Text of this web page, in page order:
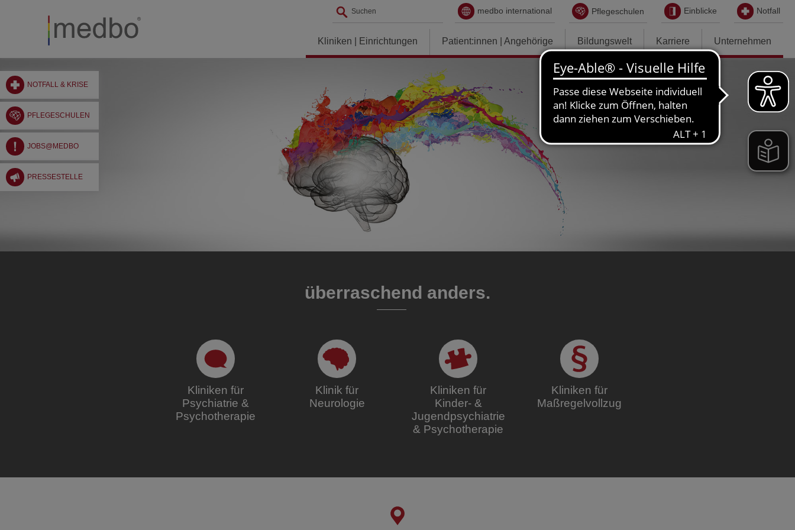
medbo international Pflegeschulen Einblicke Notfall
Kliniken | Einrichtungen Patient:innen | Angehörige Bildungswelt Karriere Unternehmen
NOTFALL & KRISE
PFLEGESCHULEN
JOBS@MEDBO
PRESSESTELLE
überraschend anders.
Kliniken für
Psychiatrie &
Psychotherapie
Klinik für
Neurologie
Kliniken für
Kinder- &
Jugendpsychiatrie
& Psychotherapie
Kliniken für
Maßregelvollzug